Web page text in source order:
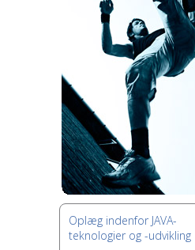
Oplæg indenfor JAVA-
teknologier og -udvikling